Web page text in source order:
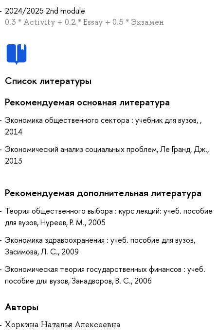
2024/2025 2nd module
0.3 * Activity + 0.2 * Essay + 0.5 * Экзамен
Список литературы
Рекомендуемая основная литература
Экономика общественного сектора : учебник для вузов, ,
2014
Экономический анализ социальных проблем, Ле Гранд, Дж.,
2013
Рекомендуемая дополнительная литература
Теория общественного выбора : курс лекций: учеб. пособие
для вузов, Нуреев, Р. М., 2005
Экономика здравоохранения : учеб. пособие для вузов,
Засимова, Л. С., 2009
Экономическая теория государственных финансов : учеб.
пособие для вузов, Занадворов, В. С., 2006
Авторы
Хоркина Наталья Алексеевна